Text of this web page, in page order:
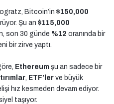
Bitcoin’in $150,000
Şu an $115,000
son 30 günde %12 oranında bir
bir zirve yaptı.
Ethereum şu an sadece bir
, ETF’ler ve büyük
hız kesmeden devam ediyor.
taşıyor.